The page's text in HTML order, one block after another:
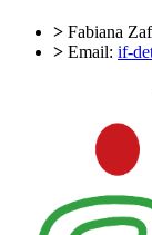
> Fabiana
> Email: if-